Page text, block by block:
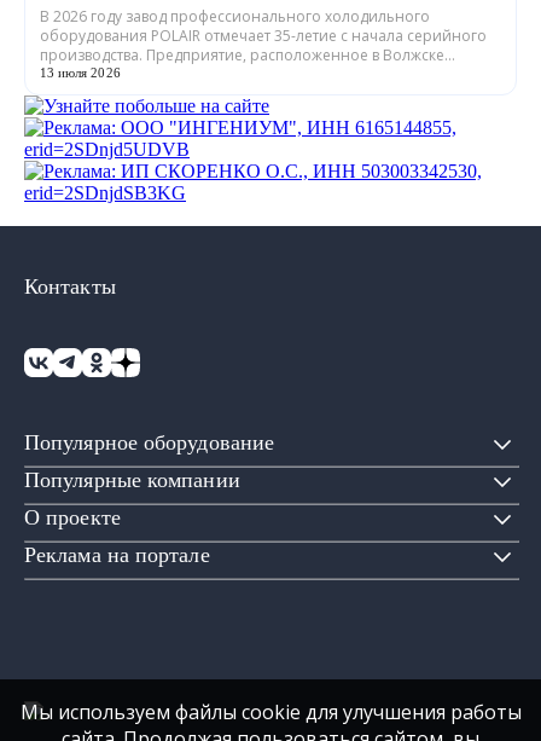
В 2026 году завод профессионального холодильного
оборудования POLAIR отмечает 35-летие с начала серийного
производства. Предприятие, расположенное в Волжске
Республики Марий Эл, выпускает обору...
13 июля 2026
Популярное оборудование
Популярные компании
О проекте
Реклама на портале
Контакты
Мы используем файлы cookie для улучшения работы